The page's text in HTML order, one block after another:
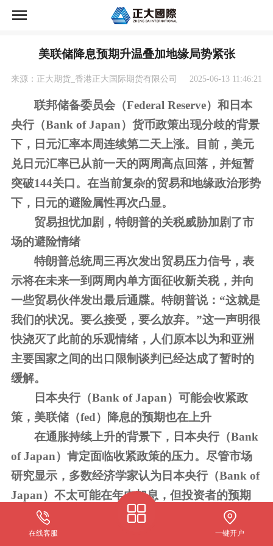
网上开户
交易资讯
投教学苑
客户服务
关于我们
美联储降息预期升温叠加地缘局势紧张
来源：正大期货_香港正大国际期货有限公司 2025-06-13 11:46:21
联邦储备委员会（Federal Reserve）和日本
央行（Bank of Japan）货币政策出现分歧的背景
下，日元汇率本周连续第二天上涨。目前，美元
兑日元汇率已从前一天的两周高点回落，并短暂
突破144关口。在当前复杂的贸易和地缘政治形势
下，日元的避险属性再次凸显。
贸易担忧加剧，特朗普的关税威胁加剧了市
场的避险情绪
特朗普总统周三再次发出贸易压力信号，表
示将在未来一到两周内单方面征收新关税，并向
一些贸易伙伴发出最后通牒。 特朗普说：“这就是
我们的状况。要么接受，要么放弃。”这一声明很
快浇灭了此前的乐观情绪，人们原本以为和亚洲
主要国家之间的出口限制谈判已经达成了暂时的
缓解。
日本央行（Bank of Japan）可能会收紧政
策，美联储（fed）降息的预期也在上升
在通胀持续上升的背景下，日本央行（Bank
of Japan）肯定面临收紧政策的压力。尽管市场
研究显示，多数经济学家认为 日本央行（Bank of
Japan）不太可能在年内加息，但投资者的预期
仍在升温。与此同时，来自通胀数据表明，美联
储可能会在9月份开始降息周期。
5月份CPI年化
在线客服 一键开户